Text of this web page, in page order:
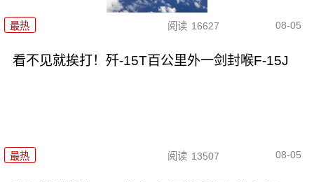
最热 阅读 16627 08-05
看不见就挨打！歼-15T百公里外一剑封喉F-15J
最热 阅读 13507 08-05